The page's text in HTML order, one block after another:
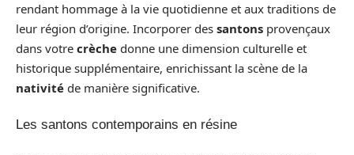
rendant hommage à la vie quotidienne et aux traditions de
leur région d’origine. Incorporer des santons provençaux
dans votre crèche donne une dimension culturelle et
historique supplémentaire, enrichissant la scène de la
nativité de manière significative.
Les santons contemporains en résine